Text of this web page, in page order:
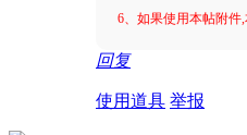
6、如果使用本帖附件
回复
使用道具 举报